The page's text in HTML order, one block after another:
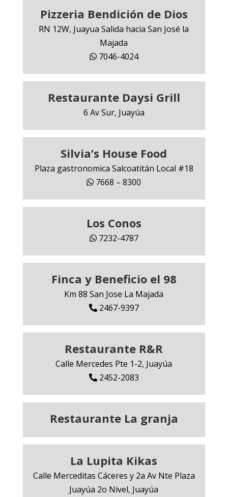
Pizzeria Bendición de Dios
RN 12W, Juayua Salida hacia San José la
Majada
7046-4024
Restaurante Daysi Grill
6 Av Sur, Juayúa
Silvia’s House Food
Plaza gastronomica Salcoatitán Local #18
7668 – 8300
Los Conos
7232-4787
Finca y Beneficio el 98
Km 88 San Jose La Majada
2467-9397
Restaurante R&R
Calle Mercedes Pte 1-2, Juayúa
2452-2083
Restaurante La granja
La Lupita Kikas
Calle Merceditas Cáceres y 2a Av Nte Plaza
Juayúa 2o Nivel, Juayúa